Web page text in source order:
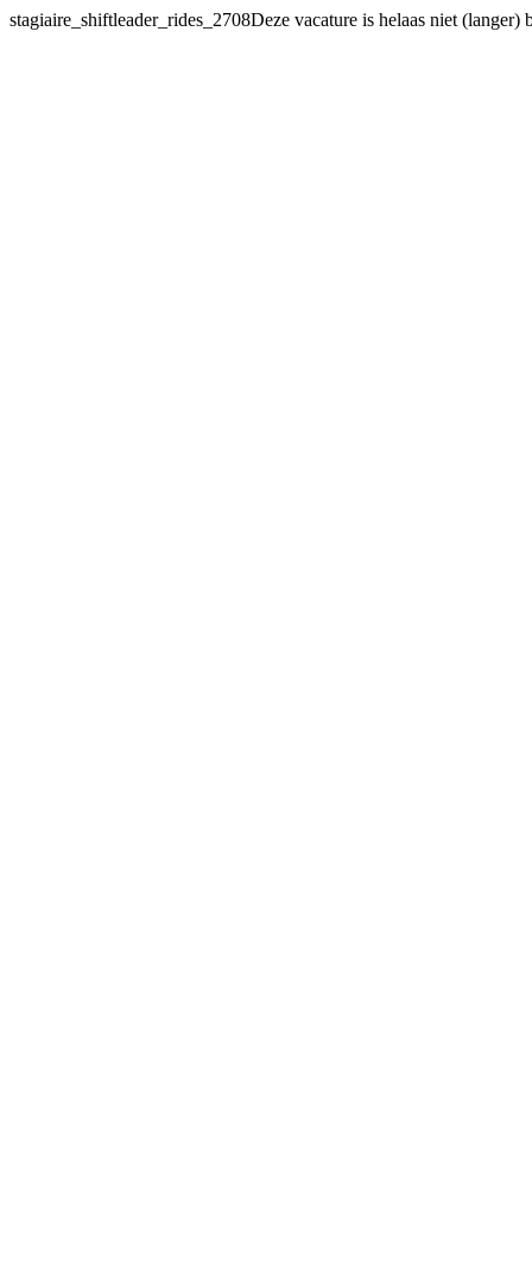
stagiaire_shiftleader_rides_2708Deze vacature is helaas niet (langer)